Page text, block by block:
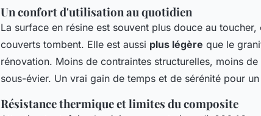
Un confort d'utilisation au quotidien
La surface en résine est souvent plus douce au
couverts tombent. Elle est aussi plus légère que le
rénovation. Moins de contraintes structurelles, moins
sous-évier. Un vrai gain de temps et de sérénité pour
Résistance thermique et limites du composite